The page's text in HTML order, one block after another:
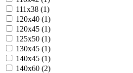
111х38 (1)
120х40 (1)
120х45 (1)
125х50 (1)
130х45 (1)
140х45 (1)
140х60 (2)